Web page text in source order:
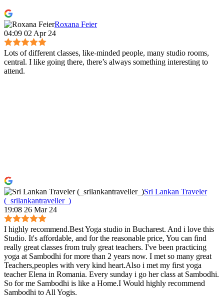
Roxana Feier
04:09 02 Apr 24
Lots of different classes, like-minded people, many studio rooms,
central. I like going there, there’s always something interesting to
attend.
Sri Lankan Traveler
(_srilankantraveller_)
19:08 26 Mar 24
I highly recommend.Best Yoga studio in Bucharest. And i love this
Studio. It's affordable, and for the reasonable price, You can find
really great classes from truly great teachers. I've been practicing
yoga at Sambodhi for more than 2 years now. I met so many great
Teachers,peoples with very kind heart.Also i met my first yoga
teacher Elena in Romania. Every sunday i go her class at Sambodhi.
So for me Sambodhi is like a Home.I Would highly recommend
Sambodhi to All Yogis.